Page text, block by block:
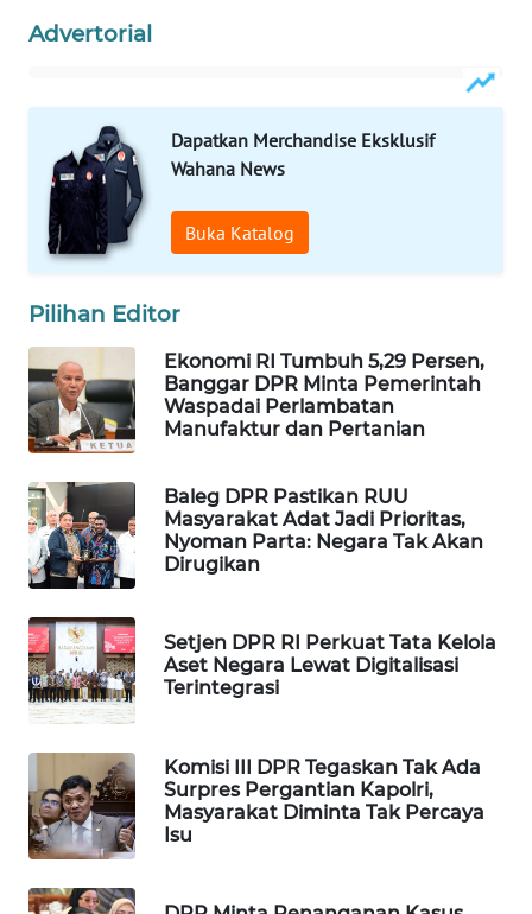
Advertorial
Dapatkan Merchandise Eksklusif
Wahana News
Buka Katalog
Pilihan Editor
Ekonomi RI Tumbuh 5,29 Persen,
Banggar DPR Minta Pemerintah
Waspadai Perlambatan
Manufaktur dan Pertanian
Baleg DPR Pastikan RUU
Masyarakat Adat Jadi Prioritas,
Nyoman Parta: Negara Tak Akan
Dirugikan
Setjen DPR RI Perkuat Tata Kelola
Aset Negara Lewat Digitalisasi
Terintegrasi
Komisi III DPR Tegaskan Tak Ada
Surpres Pergantian Kapolri,
Masyarakat Diminta Tak Percaya
Isu
WAHANANEWS
ID
WAHANANEWS
CO ID
WAHANANEWS
NET
WAHANA
SPORT
WAHANA
UMKM
WAHANA
SELEB
WAHANA
PERSONA
WAHANA
OTOMOTIF
WAHANA